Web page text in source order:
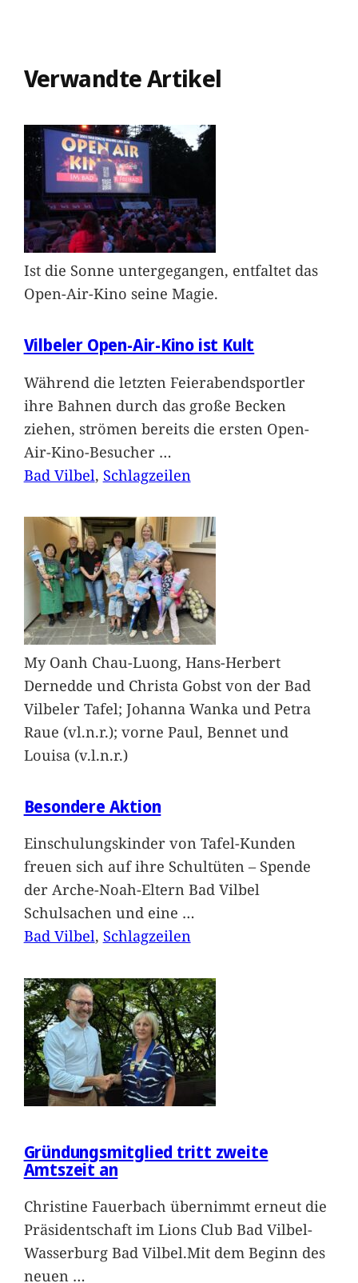
Verwandte Artikel
Ist die Sonne untergegangen, entfaltet das
Open-Air-Kino seine Magie.
Vilbeler Open-Air-Kino ist Kult
Während die letzten Feierabendsportler
ihre Bahnen durch das große Becken
ziehen, strömen bereits die ersten Open-
Air-Kino-Besucher …
Bad Vilbel, Schlagzeilen
My Oanh Chau-Luong, Hans-Herbert
Dernedde und Christa Gobst von der Bad
Vilbeler Tafel; Johanna Wanka und Petra
Raue (vl.n.r.); vorne Paul, Bennet und
Louisa (v.l.n.r.)
Besondere Aktion
Einschulungskinder von Tafel-Kunden
freuen sich auf ihre Schultüten – Spende
der Arche-Noah-Eltern Bad Vilbel
Schulsachen und eine …
Bad Vilbel, Schlagzeilen
Gründungsmitglied tritt zweite
Amtszeit an
Christine Fauerbach übernimmt erneut die
Präsidentschaft im Lions Club Bad Vilbel-
Wasserburg Bad Vilbel.Mit dem Beginn des
neuen …